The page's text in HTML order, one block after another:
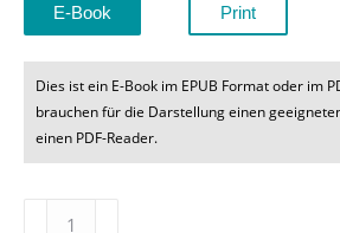
E-Book Print
Dies ist ein E-Book im EPUB Format oder im
brauchen für die Darstellung einen
einen PDF-Reader.